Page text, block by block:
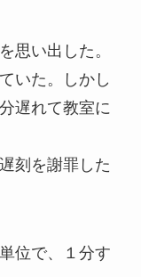
思い出した。
いた。しかし
遅れて教室に
刻を謝罪した
位で、１分す